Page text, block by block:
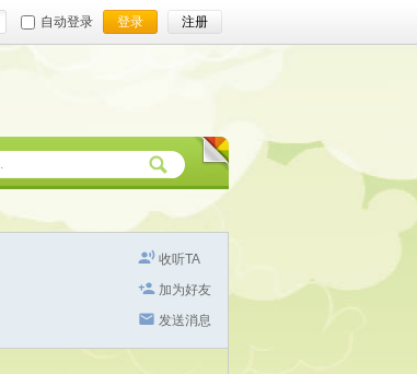
自动登录 登录 注册
收听TA
加为好友
发送消息